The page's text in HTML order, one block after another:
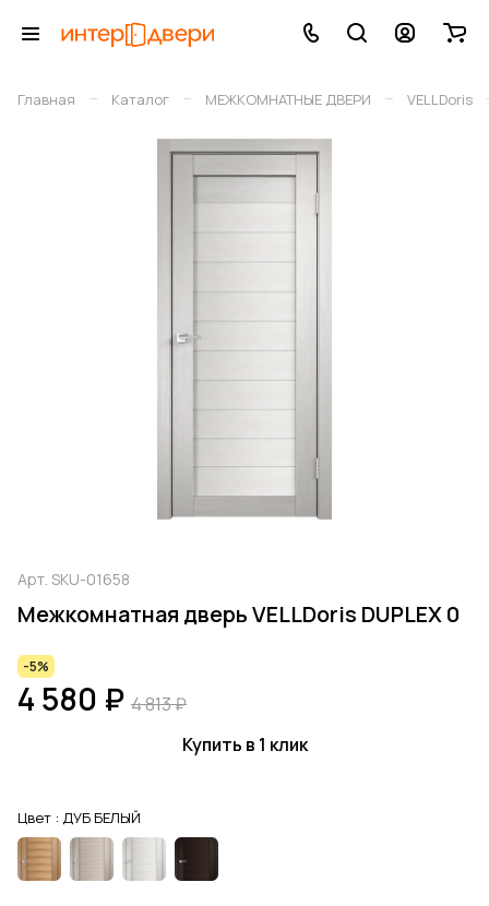
Главная – Каталог – МЕЖКОМНАТНЫЕ ДВЕРИ – VELLDoris
Арт. SKU-01658
Межкомнатная дверь VELLDoris DUPLEX 0
-5%
4 580 ₽ 4 813 ₽
Купить в 1 клик
Цвет : ДУБ БЕЛЫЙ